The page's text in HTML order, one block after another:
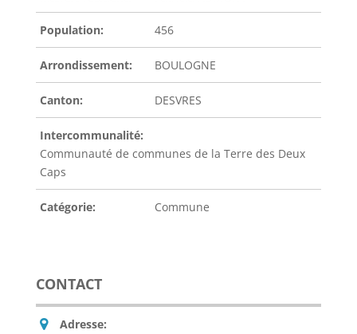
Population: 456
Arrondissement: BOULOGNE
Canton: DESVRES
Intercommunalité:
Communauté de communes de la Terre des Deux
Caps
Catégorie: Commune
CONTACT
Adresse: